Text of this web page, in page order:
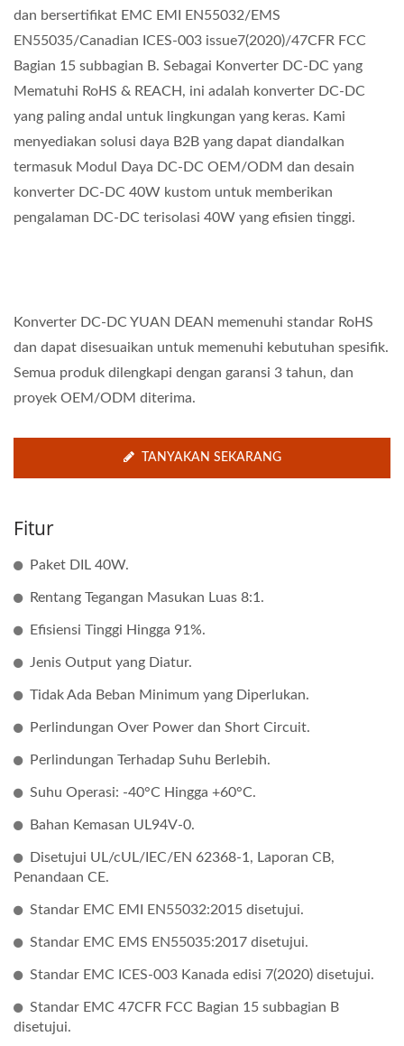
dan bersertifikat EMC EMI EN55032/EMS
EN55035/Canadian ICES-003 issue7(2020)/47CFR FCC
Bagian 15 subbagian B. Sebagai Konverter DC-DC yang
Mematuhi RoHS & REACH, ini adalah konverter DC-DC
yang paling andal untuk lingkungan yang keras. Kami
menyediakan solusi daya B2B yang dapat diandalkan
termasuk Modul Daya DC-DC OEM/ODM dan desain
konverter DC-DC 40W kustom untuk memberikan
pengalaman DC-DC terisolasi 40W yang efisien tinggi.
Konverter DC-DC YUAN DEAN memenuhi standar RoHS
dan dapat disesuaikan untuk memenuhi kebutuhan spesifik.
Semua produk dilengkapi dengan garansi 3 tahun, dan
proyek OEM/ODM diterima.
TANYAKAN SEKARANG
Fitur
Paket DIL 40W.
Rentang Tegangan Masukan Luas 8:1.
Efisiensi Tinggi Hingga 91%.
Jenis Output yang Diatur.
Tidak Ada Beban Minimum yang Diperlukan.
Perlindungan Over Power dan Short Circuit.
Perlindungan Terhadap Suhu Berlebih.
Suhu Operasi: -40°C Hingga +60°C.
Bahan Kemasan UL94V-0.
Disetujui UL/cUL/IEC/EN 62368-1, Laporan CB,
Penandaan CE.
Standar EMC EMI EN55032:2015 disetujui.
Standar EMC EMS EN55035:2017 disetujui.
Standar EMC ICES-003 Kanada edisi 7(2020) disetujui.
Standar EMC 47CFR FCC Bagian 15 subbagian B
disetujui.